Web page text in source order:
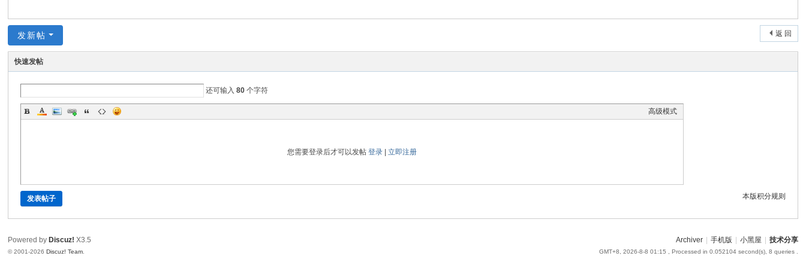
返 回
发新帖
快速发帖
还可输入80 个字符
高级模式
您需要登录后才可以发帖 登录| 立即注册
本版积分规则
发表帖子
Archiver 手机版 小黑屋 技术分享
GMT+8, 2026-8-8 01:15 , Processed in 0.052104 second(s), 8 queries .
Powered by Discuz! X3.5
© 2001-2026Discuz! Team